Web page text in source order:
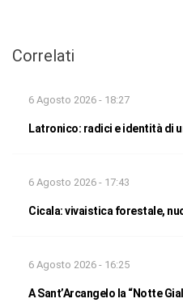
Correlati
6 Agosto 2026 - 18:27
Latronico: radici e identità di
6 Agosto 2026 - 17:43
Cicala: vivaistica forestale,
6 Agosto 2026 - 16:25
A Sant’Arcangelo la “Notte